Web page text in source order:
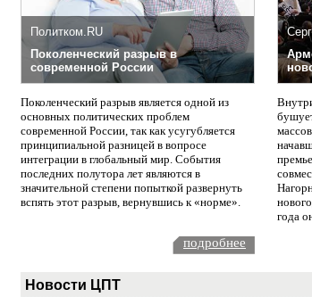
Политком.RU
Поколенческий разрыв в
современной России
Поколенческий разрыв является одной из
основных политических проблем
современной России, так как усугубляется
принципиальной разницей в вопросе
интеграции в глобальный мир. События
последних полутора лет являются в
значительной степени попыткой развернуть
вспять этот разрыв, вернувшись к «норме».
года
подробнее
Новости ЦПТ